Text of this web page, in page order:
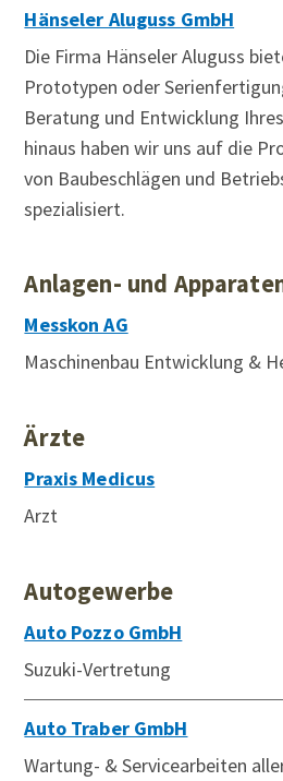
Hänseler Aluguss GmbH
Die Firma Hänseler Aluguss
Prototypen oder
Beratung und Entwicklung
hinaus haben wir uns auf die
von Baubeschlägen und
spezialisiert.
Anlagen- und
Messkon AG
Maschinenbau Entwicklung &
Ärzte
Praxis Medicus
Arzt
Autogewerbe
Auto Pozzo GmbH
Suzuki-Vertretung
Auto Traber GmbH
Wartung- & Servicearbeiten